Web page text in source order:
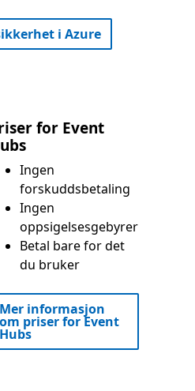
i Azure
for Event
Ingen
forskuddsbetaling
Ingen
oppsigelsesgebyrer
Betal bare for det
du bruker
Mer informasjon
om priser for Event
Hubs